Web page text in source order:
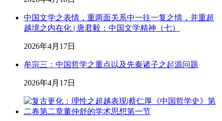
中国文学之表情，重两面关系中一往一复之情，并重超
越境之内在化 | 唐君毅：中国文学精神（七）
2026年4月17日
牟宗三：中国哲学之重点以及先秦诸子之起源问题
2026年4月17日